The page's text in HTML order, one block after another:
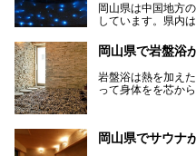
を存分に味わい、
岡山県は中国地方
しています。県内
海に多数の島々が
す。年間を通じて
ドウなど果物の栽
にも有名です。
ます。ここでは、
しょう。
岡山県で岩盤浴
岩盤浴は熱を加え
って身体をを芯か
ススメ温泉・銭湯
岡山県でサウナ